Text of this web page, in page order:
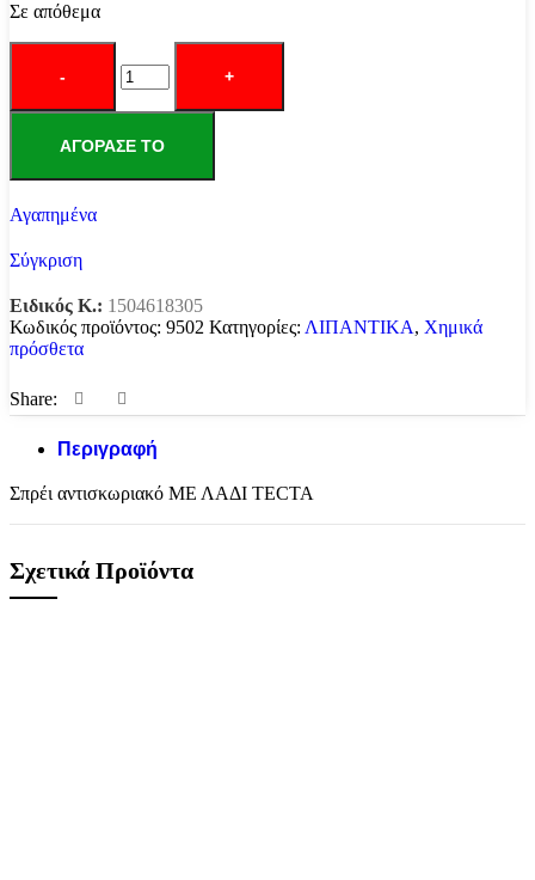
Σε απόθεμα
αντισκωριακό
ΜΕ
ΛΑΔΙ
TECTA
ποσότητα
ΑΓΌΡΑΣΕ ΤΟ
Αγαπημένα
Σύγκριση
Ειδικός Κ.: 1504618305
Κωδικός προϊόντος: 9502 Κατηγορίες: ΛΙΠΑΝΤΙΚΑ, Χημικά
πρόσθετα
Share:
Περιγραφή
Σπρέι αντισκωριακό ΜΕ ΛΑΔΙ TECTA
Σχετικά Προϊόντα